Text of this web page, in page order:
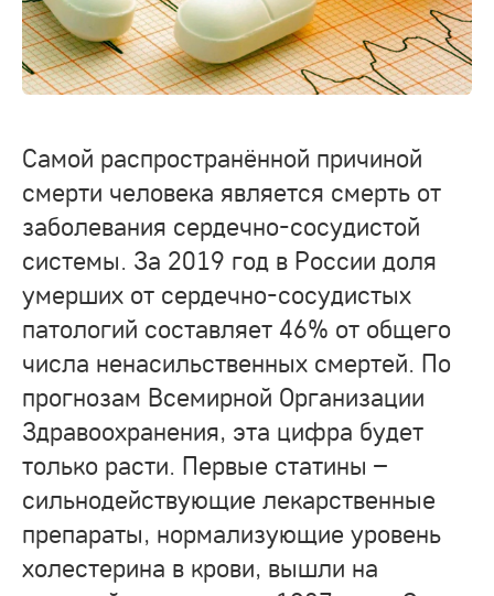
Самой распространённой причиной
смерти человека является смерть от
заболевания сердечно-сосудистой
системы. За 2019 год в России доля
умерших от сердечно-сосудистых
патологий составляет 46% от общего
числа ненасильственных смертей. По
прогнозам Всемирной Организации
Здравоохранения, эта цифра будет
только расти. Первые статины –
сильнодействующие лекарственные
препараты, нормализующие уровень
холестерина в крови, вышли на